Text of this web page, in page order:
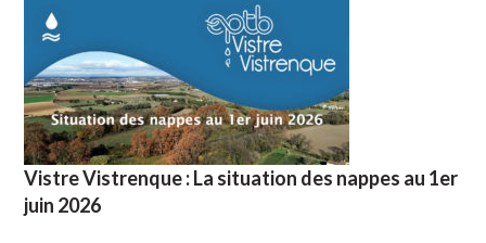
Vistre Vistrenque : La situation des nappes au 1er
juin 2026